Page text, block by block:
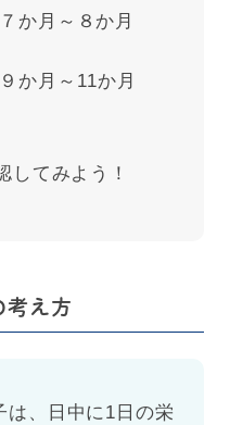
か月～８か月
か月～11か月
してみよう！
考え方
は、日中に1日の栄